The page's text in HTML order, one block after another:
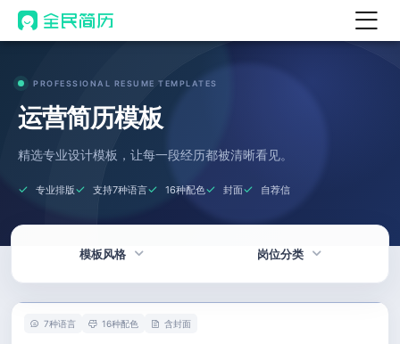
AI 生成简历
AI 优化简历
AI 翻译简历
AI 诊断简历
AI 模拟面试
AI 职场工具 New
PROFESSIONAL RESUME TEMPLATES
运营简历模板
精选专业设计模板，让每一段经历都被清晰看见。
专业排版 支持7种语言 16种配色 封面 自荐信
模板风格
简洁
岗位分类
产品 / 设计
7种语言 16种配色 含封面